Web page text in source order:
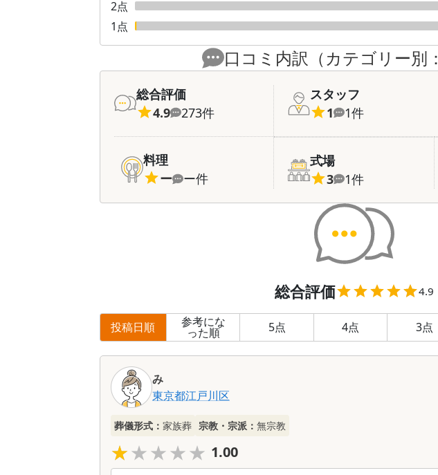
2点
1 点
口コミ内訳（カテゴリー別：
総合評価
4.9
273件
スタッフ
1
1件
料理
ー
ー件
式場
3
1件
総合評価 4.9
投稿日順 参考にな
った順 5点 4点 3点
み
東京都江戸川区
葬儀形式： 家族葬 宗教・宗派： 無宗教
★★★★★
★★★★★ 1.00